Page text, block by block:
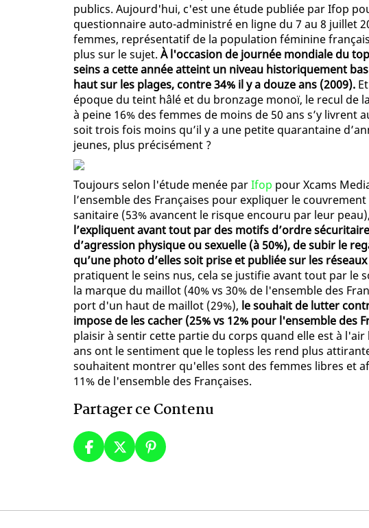
publics. Aujourd'hui, c'est une étude publiée par Ifop
questionnaire auto-administré en ligne du 7 au 8 juillet
femmes, représentatif de la population féminine
plus sur le sujet. À l'occasion de journée mondiale du
seins a cette année atteint un niveau historiquement
haut sur les plages, contre 34% il y a douze ans (2009).
époque du teint hâlé et du bronzage monoï, le recul de
à peine 16% des femmes de moins de 50 ans s’y
soit trois fois moins qu’il y a une petite quarantaine
jeunes, plus précisément ?
Toujours selon l'étude menée parIfop pour Xcams
l’ensemble des Françaises pour expliquer le
sanitaire (53% avancent le risque encouru par leur peau),
l’expliquent avant tout par des motifs d’ordre
d’agression physique ou sexuelle (à 50%), de subir le
qu’une photo d’elles soit prise et publiée sur les
pratiquent le seins nus, cela se justifie avant tout par le
la marque du maillot (40% vs 30% de l'ensemble des
port d'un haut de maillot (29%), le souhait de lutter
impose de les cacher (25% vs 12% pour l'ensemble des
plaisir à sentir cette partie du corps quand elle est à l'air
ans ont le sentiment que le topless les rend plus
souhaitent montrer qu'elles sont des femmes libres et
11% de l'ensemble des Françaises.
Partager ce Contenu